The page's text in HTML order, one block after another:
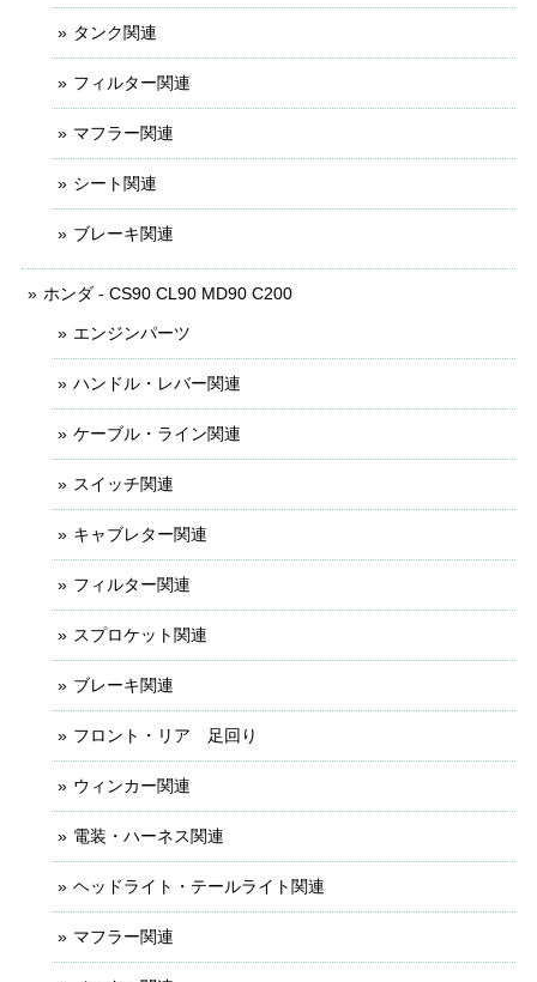
タンク関連
フィルター関連
マフラー関連
シート関連
ブレーキ関連
ホンダ - CS90 CL90 MD90 C200
エンジンパーツ
ハンドル・レバー関連
ケーブル・ライン関連
スイッチ関連
キャブレター関連
フィルター関連
スプロケット関連
ブレーキ関連
フロント・リア 足回り
ウィンカー関連
電装・ハーネス関連
ヘッドライト・テールライト関連
マフラー関連